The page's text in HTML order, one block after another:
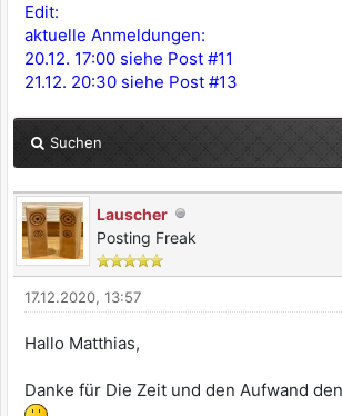
Edit:
aktuelle Anmeldungen:
20.12. 17:00 siehe Post #11
21.12. 20:30 siehe Post #13
Suchen
Lauscher
Posting Freak
17.12.2020, 13:57
Hallo Matthias,
Danke für Die Zeit und den Aufwand